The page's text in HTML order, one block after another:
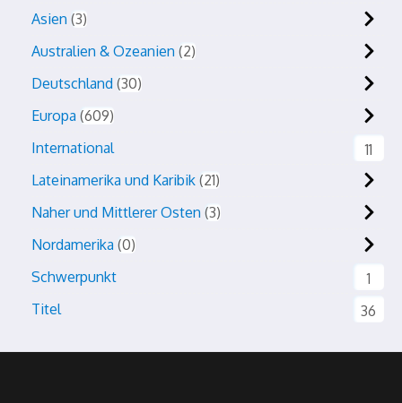
Asien 3
Australien & Ozeanien 2
Deutschland 30
Europa 609
International
11
Lateinamerika und Karibik 21
Naher und Mittlerer Osten 3
Nordamerika 0
Schwerpunkt
1
Titel
36